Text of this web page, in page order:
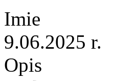
Imie
9.06.2025 r.
Opis